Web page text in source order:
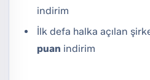
indirim
İlk defa halka açılan
puan indirim